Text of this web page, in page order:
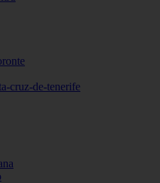
cruz-de-tenerife